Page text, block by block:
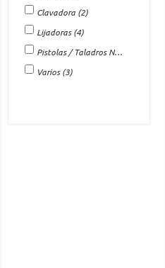
Clavadora (2)
Lijadoras(4)
Pistolas / Taladros Neumáticos de Impacto
Varios(3)